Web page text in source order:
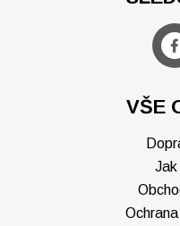
VŠE
Jak